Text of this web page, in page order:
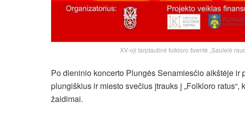
XV-oji tarptautinė folkloro šventė „Saulelė
Po dieninio koncerto Plungės Senamiesčio aikštėje
plungiškius ir miesto svečius įtrauks į „Folkloro
žaidimai.